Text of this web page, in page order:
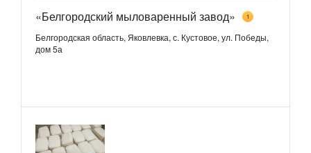
«Белгородский мыловаренный завод» 1
Белгородская область, Яковлевка, с. Кустовое, ул. Победы,
дом 5а